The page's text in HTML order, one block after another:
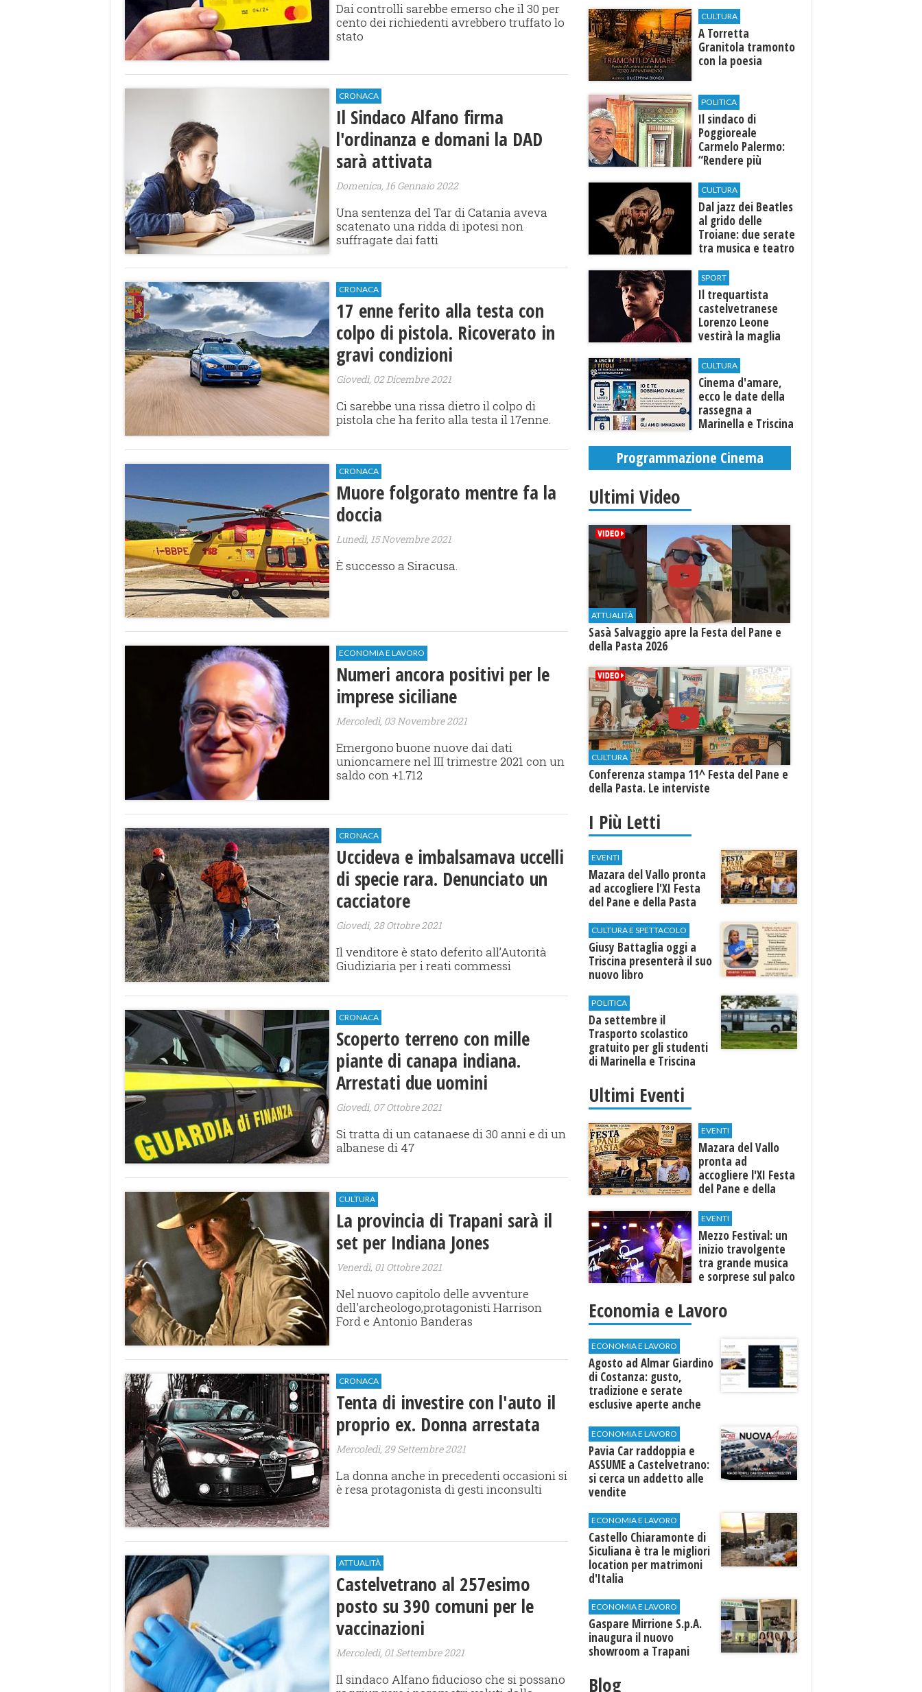
Dai controlli sarebbe emerso che il 30 per
cento dei richiedenti avrebbero truffato lo
stato
CRONACA
Il Sindaco Alfano firma
l'ordinanza e domani la DAD
sarà attivata
Domenica, 16 Gennaio 2022
Una sentenza del Tar di Catania aveva
scatenato una ridda di ipotesi non
suffragate dai fatti
CRONACA
17 enne ferito alla testa con
colpo di pistola. Ricoverato in
gravi condizioni
Giovedì, 02 Dicembre 2021
Ci sarebbe una rissa dietro il colpo di
pistola che ha ferito alla testa il 17enne.
CRONACA
​Muore folgorato mentre fa la
doccia
Lunedì, 15 Novembre 2021
È successo a Siracusa.
ECONOMIA E LAVORO
Numeri ancora positivi per le
imprese siciliane
Mercoledì, 03 Novembre 2021
Emergono buone nuove dai dati
unioncamere nel III trimestre 2021 con un
saldo con +1.712
CRONACA
Uccideva e imbalsamava uccelli
di specie rara. Denunciato un
cacciatore
Giovedì, 28 Ottobre 2021
Il venditore è stato deferito all’Autorità
Giudiziaria per i reati commessi
CRONACA
Scoperto terreno con mille
piante di canapa indiana.
Arrestati due uomini
Giovedì, 07 Ottobre 2021
Si tratta di un catanaese di 30 anni e di un
albanese di 47
CULTURA
La provincia di Trapani sarà il
set per Indiana Jones
Venerdì, 01 Ottobre 2021
Nel nuovo capitolo delle avventure
dell'archeologo,protagonisti Harrison
Ford e Antonio Banderas
CRONACA
Tenta di investire con l'auto il
proprio ex. Donna arrestata
Mercoledì, 29 Settembre 2021
La donna anche in precedenti occasioni si
è resa protagonista di gesti inconsulti
ATTUALITÀ
Castelvetrano al 257esimo
posto su 390 comuni per le
vaccinazioni
Mercoledì, 01 Settembre 2021
Il sindaco Alfano fiducioso che si possano
CULTURA
​A Torretta
Granitola tramonto
con la poesia
POLITICA
Il sindaco di
Poggioreale
Carmelo Palermo:
“Rendere più
l’ospedale di
Castelvetrano."
CULTURA
Dal jazz dei Beatles
al grido delle
Troiane: due serate
tra musica e teatro
Selinunte
SPORT
Il trequartista
castelvetranese
Lorenzo Leone
vestirà la maglia
CULTURA
Cinema d'amare,
ecco le date della
rassegna a
Marinella e Triscina
Programmazione Cinema
Ultimi Video
ATTUALITÀ
Sasà Salvaggio apre la Festa del Pane e
della Pasta 2026
CULTURA
Conferenza stampa 11^ Festa del Pane e
della Pasta. Le interviste
I Più Letti
EVENTI
Mazara del Vallo pronta
ad accogliere l'XI Festa
del Pane e della Pasta
CULTURA E SPETTACOLO
Giusy Battaglia oggi a
Triscina presenterà il suo
nuovo libro
POLITICA
Da settembre il
Trasporto scolastico
gratuito per gli studenti
di Marinella e Triscina
Ultimi Eventi
EVENTI
Mazara del Vallo
pronta ad
accogliere l'XI Festa
del Pane e della
EVENTI
Mezzo Festival: un
inizio travolgente
tra grande musica
e sorprese sul palco
Economia e Lavoro
ECONOMIA E LAVORO
Agosto ad Almar Giardino
di Costanza: gusto,
tradizione e serate
esclusive aperte anche
ECONOMIA E LAVORO
Pavia Car raddoppia e
ASSUME a Castelvetrano:
si cerca un addetto alle
vendite
ECONOMIA E LAVORO
Castello Chiaramonte di
Siculiana è tra le migliori
location per matrimoni
d'Italia
ECONOMIA E LAVORO
​Gaspare Mirrione S.p.A.
inaugura il nuovo
showroom a Trapani
Blog